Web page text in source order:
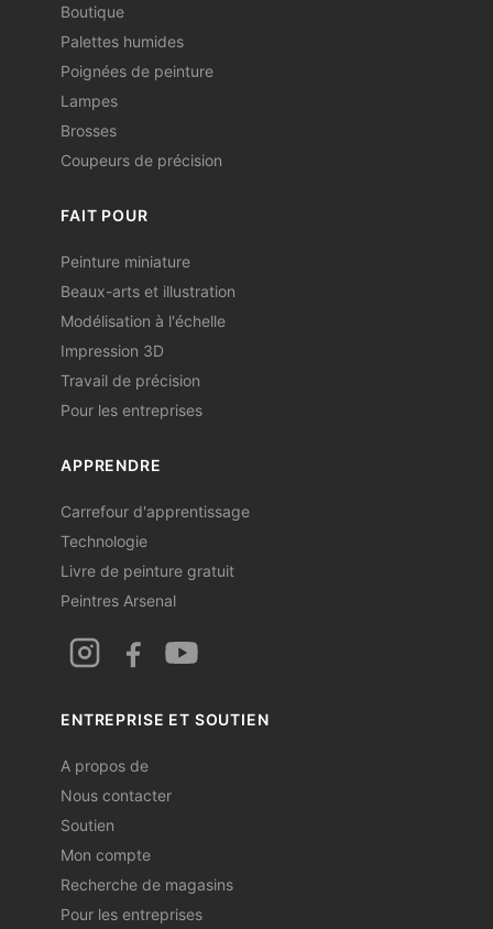
Boutique
Palettes humides
Poignées de peinture
Lampes
Brosses
Coupeurs de précision
FAIT POUR
Peinture miniature
Beaux-arts et illustration
Modélisation à l'échelle
Impression 3D
Travail de précision
Pour les entreprises
APPRENDRE
Carrefour d'apprentissage
Technologie
Livre de peinture gratuit
Peintres Arsenal
ENTREPRISE ET SOUTIEN
A propos de
Nous contacter
Soutien
Mon compte
Recherche de magasins
Pour les entreprises